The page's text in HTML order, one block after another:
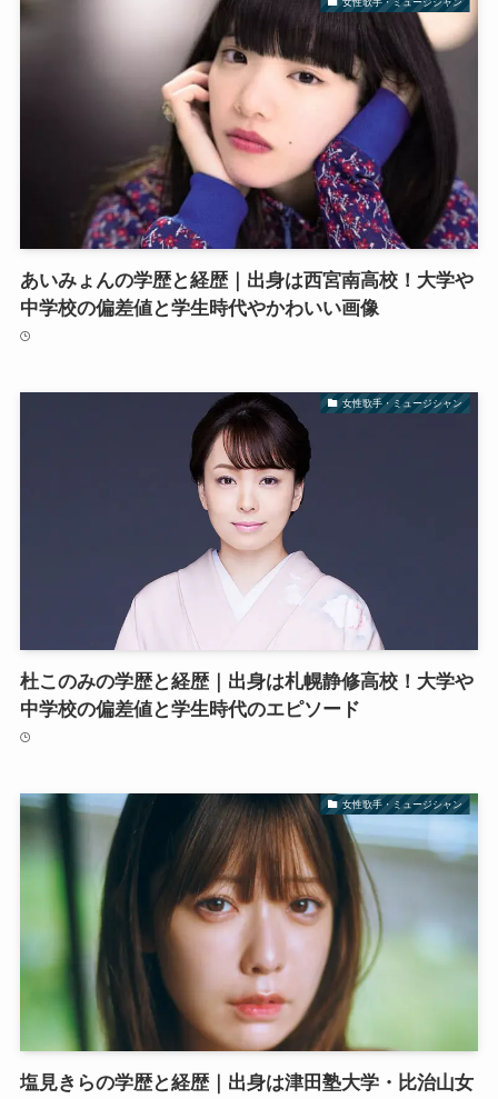
女性歌手・ミュージシャン
あいみょんの学歴と経歴｜出身は西宮南高校！大学や
中学校の偏差値と学生時代やかわいい画像
女性歌手・ミュージシャン
杜このみの学歴と経歴｜出身は札幌静修高校！大学や
中学校の偏差値と学生時代のエピソード
女性歌手・ミュージシャン
塩見きらの学歴と経歴｜出身は津田塾大学・比治山女